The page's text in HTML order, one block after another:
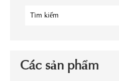
Các sản phẩm